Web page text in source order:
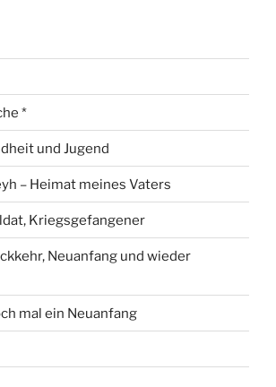
*
und Jugend
– Heimat meines Vaters
Kriegsgefangener
Neuanfang und wieder
mal ein Neuanfang